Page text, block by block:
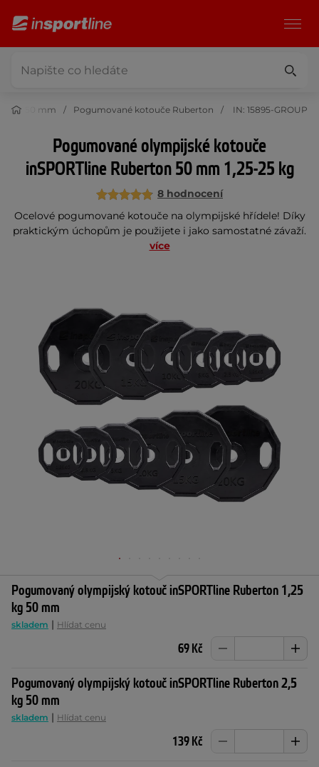
50 mm Pogumované kotouče Ruberton IN: 15895-GROUP
Pogumované olympijské kotouče
inSPORTline Ruberton 50 mm 1,25-25 kg
8 hodnocení
Ocelové pogumované kotouče na olympijské hřídele! Díky
praktickým úchopům je použijete i jako samostatné závaží.
více
Pogumovaný olympijský kotouč inSPORTline Ruberton 1,25
kg 50 mm
skladem | Hlídat cenu
69 Kč
Pogumovaný olympijský kotouč inSPORTline Ruberton 2,5
kg 50 mm
skladem | Hlídat cenu
139 Kč